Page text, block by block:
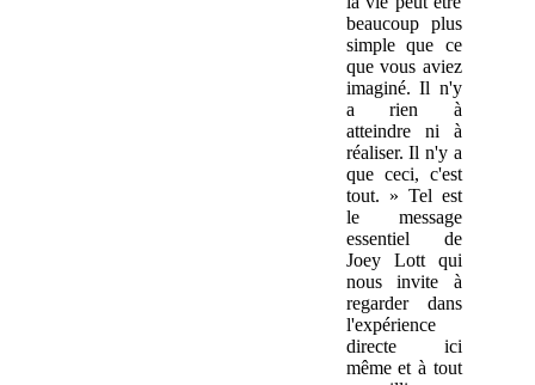
beaucoup plus
simple que ce
que vous aviez
imaginé. Il n'y
a rien à
atteindre ni à
réaliser. Il n'y a
que ceci, c'est
tout. » Tel est
le message
essentiel de
Joey Lott qui
nous invite à
regarder dans
l'expérience
directe ici
même et à tout